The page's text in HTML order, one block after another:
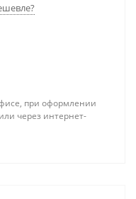
при оформлении
через интернет-